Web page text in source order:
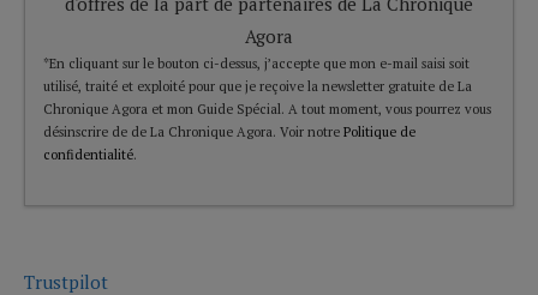
Agora
*En cliquant sur le bouton ci-dessus, j’accepte que mon e-mail saisi soit
utilisé, traité et exploité pour que je reçoive la newsletter gratuite de La
Chronique Agora et mon Guide Spécial. A tout moment, vous pourrez vous
désinscrire de de La Chronique Agora. Voir notre Politique de
confidentialité.
Trustpilot